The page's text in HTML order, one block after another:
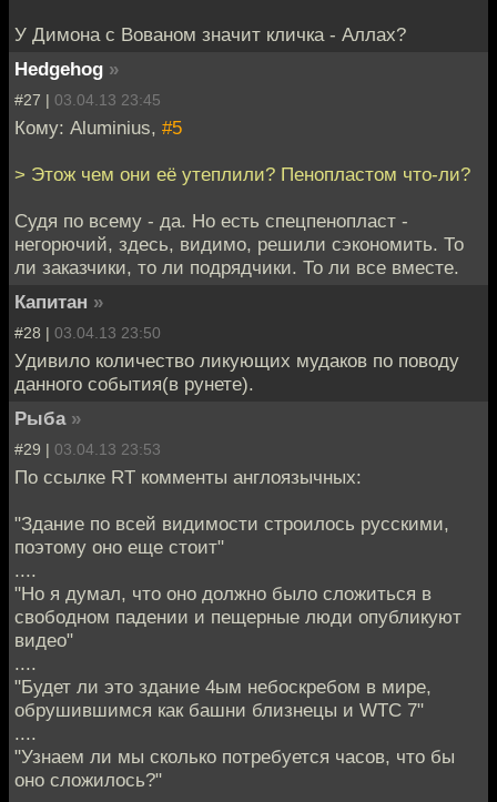
У Димона с Вованом значит кличка - Аллах?
Hedgehog »
#27 | 03.04.13 23:45
Кому: Aluminius, #5
> Этож чем они её утеплили? Пенопластом что-ли?
Судя по всему - да. Но есть спецпенопласт -
негорючий, здесь, видимо, решили сэкономить. То
ли заказчики, то ли подрядчики. То ли все вместе.
Капитан »
#28 | 03.04.13 23:50
Удивило количество ликующих мудаков по поводу
данного события(в рунете).
Рыбa »
#29 | 03.04.13 23:53
По ссылке RT комменты англоязычных:
"Здание по всей видимости строилось русскими,
поэтому оно еще стоит"
....
"Но я думал, что оно должно было сложиться в
свободном падении и пещерные люди опубликуют
видео"
....
"Будет ли это здание 4ым небоскребом в мире,
обрушившимся как башни близнецы и WTC 7"
....
"Узнаем ли мы сколько потребуется часов, что бы
оно сложилось?"